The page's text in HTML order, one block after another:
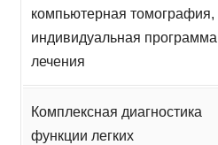
компьютерная томография,
индивидуальная программа
лечения
Комплексная диагностика
функции легких